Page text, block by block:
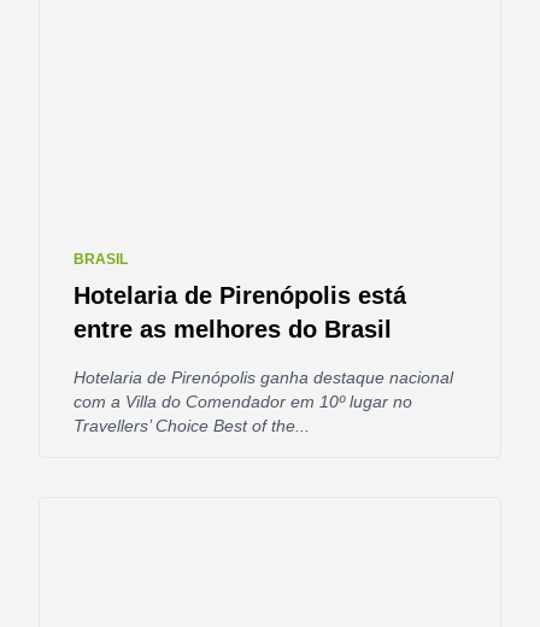
BRASIL
Hotelaria de Pirenópolis está
entre as melhores do Brasil
Hotelaria de Pirenópolis ganha destaque nacional
com a Villa do Comendador em 10º lugar no
Travellers’ Choice Best of the...